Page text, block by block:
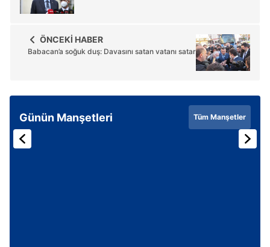
ÖNCEKİ HABER
Babacan’a soğuk duş: Davasını satan vatanı satar
Günün Manşetleri Tüm Manşetler